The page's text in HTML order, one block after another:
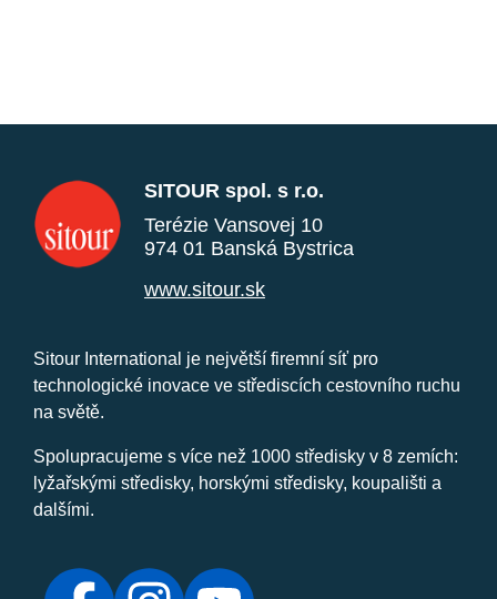
SITOUR spol. s r.o.
Terézie Vansovej 10
974 01 Banská Bystrica
www.sitour.sk
Sitour International je největší firemní síť pro
technologické inovace ve střediscích cestovního ruchu
na světě.
Spolupracujeme s více než 1000 středisky v 8 zemích:
lyžařskými středisky, horskými středisky, koupališti a
dalšími.